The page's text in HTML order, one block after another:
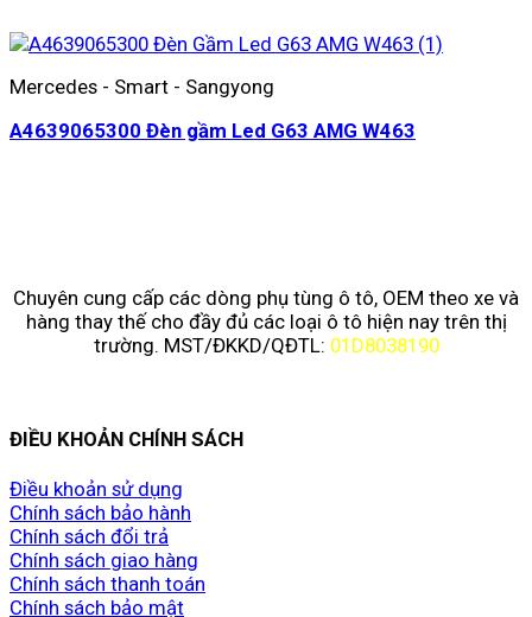
Mercedes - Smart - Sangyong
A4639065300 Đèn gầm Led G63 AMG W463
Chuyên cung cấp các dòng phụ tùng ô tô, OEM theo xe và
hàng thay thế cho đầy đủ các loại ô tô hiện nay trên thị
trường. MST/ĐKKD/QĐTL: 01D8038190
ĐIỀU KHOẢN CHÍNH SÁCH
Điều khoản sử dụng
Chính sách bảo hành
Chính sách đổi trả
Chính sách giao hàng
Chính sách thanh toán
Chính sách bảo mật